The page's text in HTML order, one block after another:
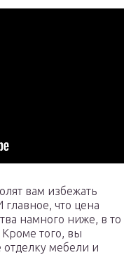
вам избежать
что цена
намного ниже, в то
Кроме того, вы
отделку мебели и